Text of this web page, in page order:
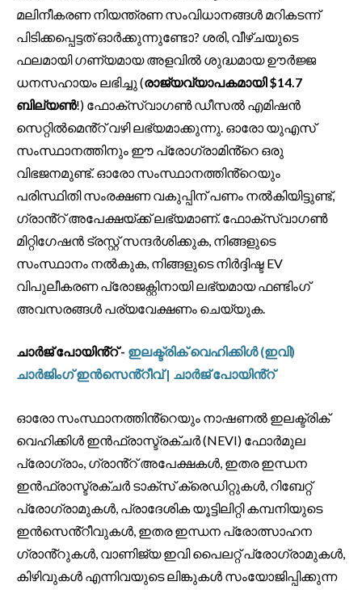
മലിനീകരണ നിയന്ത്രണ സംവിധാനങ്ങൾ മറികടന്ന്
പിടിക്കപ്പെട്ടത് ഓർക്കുന്നുണ്ടോ? ശരി, വീഴ്ചയുടെ
ഫലമായി ഗണ്യമായ അളവിൽ ശുദ്ധമായ ഊർജ്ജ
ധനസഹായം ലഭിച്ചു (രാജ്യവ്യാപകമായി $14.7
ബില്യൺ!) ഫോക്‌സ്‌വാഗൺ ഡീസൽ എമിഷൻ
സെറ്റിൽമെൻ്റ് വഴി ലഭ്യമാക്കുന്നു. ഓരോ യുഎസ്
സംസ്ഥാനത്തിനും ഈ പ്രോഗ്രാമിൻ്റെ ഒരു
വിഭജനമുണ്ട്. ഓരോ സംസ്ഥാനത്തിൻ്റെയും
പരിസ്ഥിതി സംരക്ഷണ വകുപ്പിന് പണം നൽകിയിട്ടുണ്ട്,
ഗ്രാൻ്റ് അപേക്ഷയ്ക്ക് ലഭ്യമാണ്. ഫോക്‌സ്‌വാഗൺ
മിറ്റിഗേഷൻ ട്രസ്റ്റ് സന്ദർശിക്കുക, നിങ്ങളുടെ
സംസ്ഥാനം നൽകുക, നിങ്ങളുടെ നിർദ്ദിഷ്ട EV
വിപുലീകരണ പ്രോജക്റ്റിനായി ലഭ്യമായ ഫണ്ടിംഗ്
അവസരങ്ങൾ പര്യവേക്ഷണം ചെയ്യുക.
ചാർജ് പോയിൻ്റ് - ഇലക്ട്രിക് വെഹിക്കിൾ (ഇവി)
ചാർജിംഗ് ഇൻസെൻ്റീവ് | ചാർജ് പോയിൻ്റ്
ഓരോ സംസ്ഥാനത്തിൻ്റെയും നാഷണൽ ഇലക്ട്രിക്
വെഹിക്കിൾ ഇൻഫ്രാസ്ട്രക്ചർ (NEVI) ഫോർമുല
പ്രോഗ്രാം, ഗ്രാൻ്റ് അപേക്ഷകൾ, ഇതര ഇന്ധന
ഇൻഫ്രാസ്ട്രക്ചർ ടാക്സ് ക്രെഡിറ്റുകൾ, റിബേറ്റ്
പ്രോഗ്രാമുകൾ, പ്രാദേശിക യൂട്ടിലിറ്റി കമ്പനിയുടെ
ഇൻസെൻ്റീവുകൾ, ഇതര ഇന്ധന പ്രോത്സാഹന
ഗ്രാൻ്റുകൾ, വാണിജ്യ ഇവി പൈലറ്റ് പ്രോഗ്രാമുകൾ,
കിഴിവുകൾ എന്നിവയുടെ ലിങ്കുകൾ സംയോജിപ്പിക്കുന്ന